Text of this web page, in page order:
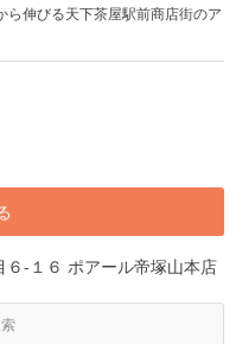
ら伸びる天下茶屋駅前商店街のア
-１６ ポアール帝塚山本店